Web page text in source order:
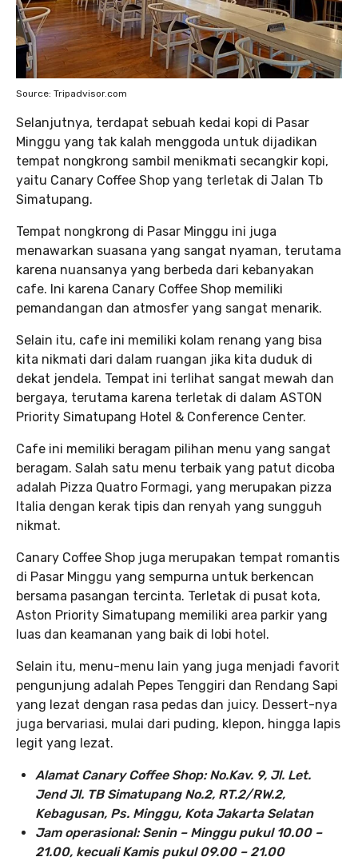
Source: Tripadvisor.com
Selanjutnya, terdapat sebuah kedai kopi di Pasar
Minggu yang tak kalah menggoda untuk dijadikan
tempat nongkrong sambil menikmati secangkir kopi,
yaitu Canary Coffee Shop yang terletak di Jalan Tb
Simatupang.
Tempat nongkrong di Pasar Minggu ini juga
menawarkan suasana yang sangat nyaman, terutama
karena nuansanya yang berbeda dari kebanyakan
cafe. Ini karena Canary Coffee Shop memiliki
pemandangan dan atmosfer yang sangat menarik.
Selain itu, cafe ini memiliki kolam renang yang bisa
kita nikmati dari dalam ruangan jika kita duduk di
dekat jendela. Tempat ini terlihat sangat mewah dan
bergaya, terutama karena terletak di dalam ASTON
Priority Simatupang Hotel & Conference Center.
Cafe ini memiliki beragam pilihan menu yang sangat
beragam. Salah satu menu terbaik yang patut dicoba
adalah Pizza Quatro Formagi, yang merupakan pizza
Italia dengan kerak tipis dan renyah yang sungguh
nikmat.
Canary Coffee Shop juga merupakan tempat romantis
di Pasar Minggu yang sempurna untuk berkencan
bersama pasangan tercinta. Terletak di pusat kota,
Aston Priority Simatupang memiliki area parkir yang
luas dan keamanan yang baik di lobi hotel.
Selain itu, menu-menu lain yang juga menjadi favorit
pengunjung adalah Pepes Tenggiri dan Rendang Sapi
yang lezat dengan rasa pedas dan juicy. Dessert-nya
juga bervariasi, mulai dari puding, klepon, hingga lapis
legit yang lezat.
Alamat Canary Coffee Shop: No.Kav. 9, Jl. Let.
Jend Jl. TB Simatupang No.2, RT.2/RW.2,
Kebagusan, Ps. Minggu, Kota Jakarta Selatan
Jam operasional: Senin – Minggu pukul 10.00 –
21.00, kecuali Kamis pukul 09.00 – 21.00